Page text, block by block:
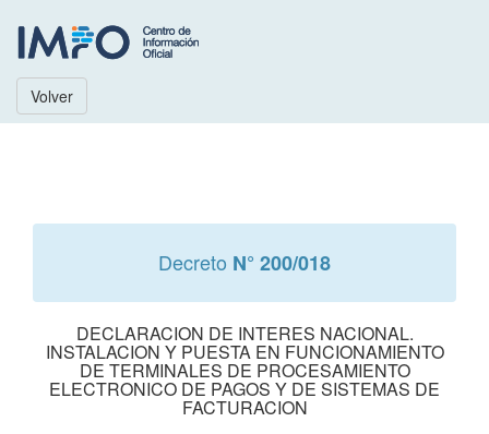
Volver
Decreto N° 200/018
DECLARACION DE INTERES NACIONAL.
INSTALACION Y PUESTA EN FUNCIONAMIENTO
DE TERMINALES DE PROCESAMIENTO
ELECTRONICO DE PAGOS Y DE SISTEMAS DE
FACTURACION